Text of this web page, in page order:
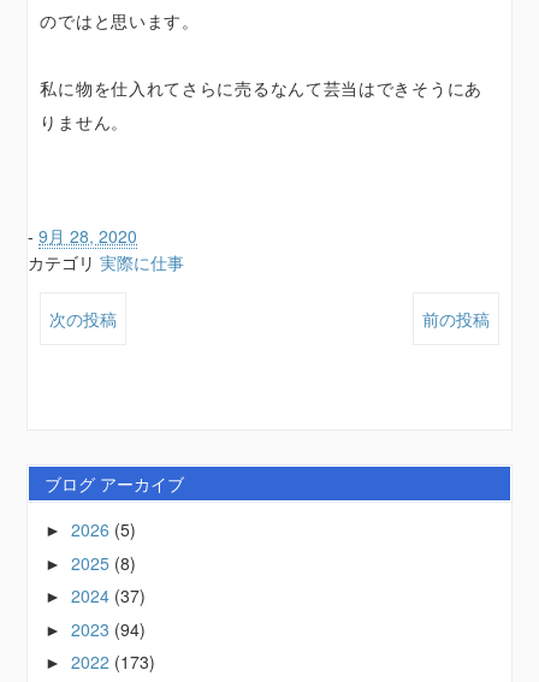
のではと思います。
私に物を仕入れてさらに売るなんて芸当はできそうにあ
りません。
-9月 28, 2020
カテゴリ実際に仕事
次の投稿 前の投稿
ブログ アーカイブ
►2026 (5)
►2025 (8)
►2024 (37)
►2023 (94)
►2022 (173)